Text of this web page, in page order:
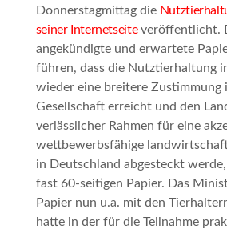
Donnerstagmittag die
seiner Internetseiteveröffentlicht.
angekündigte und erwartete
führen, dass die Nutztierhaltung
wieder eine breitere Zustimmung
Gesellschaft erreicht und den
verlässlicher Rahmen für eine
wettbewerbsfähige
in Deutschland abgestecktwerde,
fast 60-seitigen Papier. Das
Papier nun u.a. mit den
hatte in der für die Teilnahme